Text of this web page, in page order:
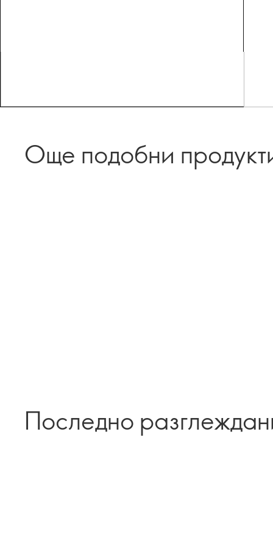
Още подобни
Последно